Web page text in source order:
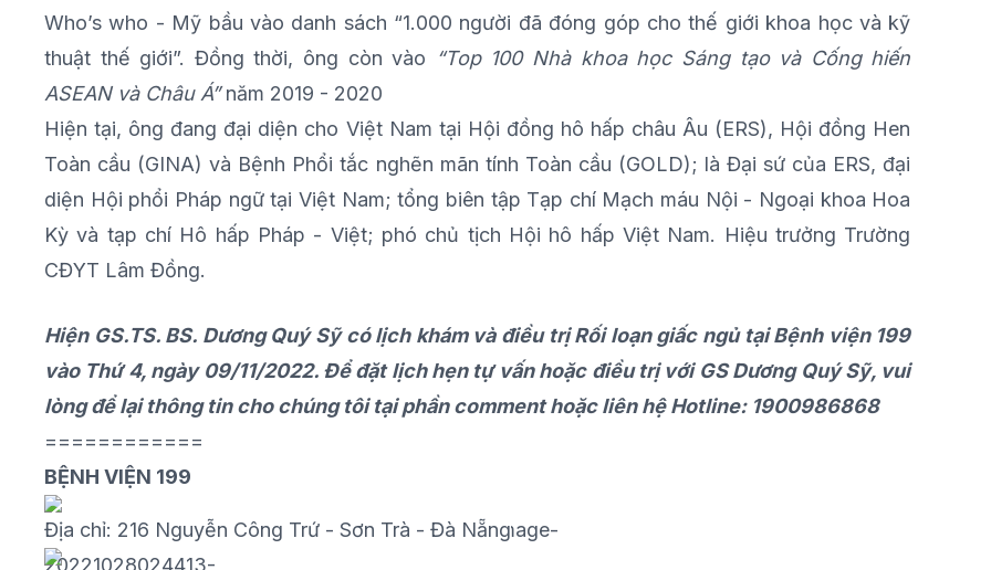
Who’s who - Mỹ bầu vào danh sách “1.000 người đã đóng góp cho thế giới khoa học và kỹ
thuật thế giới”. Đồng thời, ông còn vào
“Top 100 Nhà khoa học Sáng tạo và Cống hiến
ASEAN và Châu Á”năm 2019 - 2020
Hiện tại, ông đang đại diện cho Việt Nam tại Hội đồng hô hấp châu Âu (ERS), Hội đồng Hen
Toàn cầu (GINA) và Bệnh Phổi tắc nghẽn mãn tính Toàn cầu (GOLD); là Đại sứ của ERS, đại
diện Hội phổi Pháp ngữ tại Việt Nam; tổng biên tập Tạp chí Mạch máu Nội - Ngoại khoa Hoa
Kỳ và tạp chí Hô hấp Pháp - Việt; phó chủ tịch Hội hô hấp Việt Nam. Hiệu trưởng Trường
CĐYT Lâm Đồng.
Hiện GS.TS.BS. Dương Quý Sỹ có lịch khám và điều trị Rối loạn giấc ngủ tại Bệnh viện 199
vào Thứ 4, ngày 09/11/2022. Để đặt lịch hẹn tự vấn hoặc điều trị với GSDương Quý Sỹ, vui
lòng để lại thông tin cho chúng tôi tại phần comment hoặc liên hệ Hotline: 1900986868
============
BỆNH VIỆN 199
Địa chỉ: 216 Nguyễn Công Trứ - Sơn Trà - Đà Nẵng